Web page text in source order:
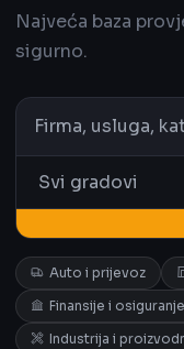
Najveća baza
sigurno.
Auto i prijevoz
Finansije i osiguranje
Industrija i